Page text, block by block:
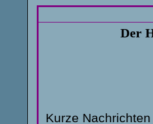
Der
Kurze